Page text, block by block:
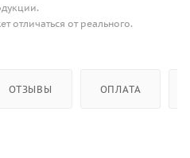
отличаться от реального.
ОТЗЫВЫ ОПЛАТА